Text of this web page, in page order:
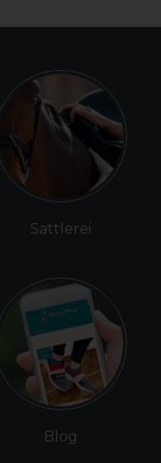
Sattlerei
Blog